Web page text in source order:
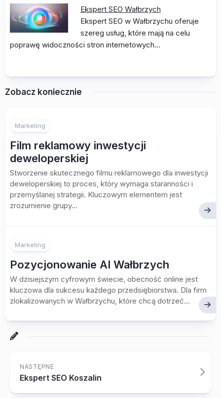
Ekspert SEO Wałbrzych
Ekspert SEO w Wałbrzychu oferuje
szereg usług, które mają na celu
poprawę widoczności stron internetowych…
Zobacz koniecznie
Marketing
Film reklamowy inwestycji
deweloperskiej
Stworzenie skutecznego filmu reklamowego dla inwestycji
deweloperskiej to proces, który wymaga staranności i
przemyślanej strategii. Kluczowym elementem jest
zrozumienie grupy...
Marketing
Pozycjonowanie AI Wałbrzych
W dzisiejszym cyfrowym świecie, obecność online jest
kluczowa dla sukcesu każdego przedsiębiorstwa. Dla firm
zlokalizowanych w Wałbrzychu, które chcą dotrzeć...
NASTĘPNE
Ekspert SEO Koszalin